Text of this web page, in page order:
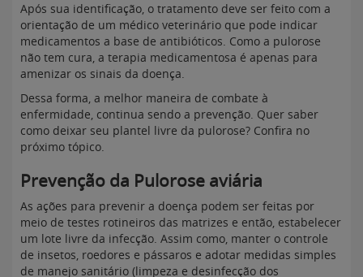
Após sua identificação, o tratamento deve ser feito com a
orientação de um médico veterinário que pode indicar
medicamentos a base de antibióticos. Como a pulorose
não tem cura, a terapia medicamentosa é apenas para
amenizar os sinais da doença.
Dessa forma, a melhor maneira de combate à
enfermidade, continua sendo a prevenção. Quer saber
como deixar seu plantel livre da pulorose? Confira no
próximo tópico.
Prevenção da Pulorose aviária
As ações para prevenir a doença podem ser feitas por
meio de testes rotineiros das matrizes e então, estabelecer
um lote livre da infecção. Assim como, manter o controle
de insetos, roedores e pássaros e adotar medidas simples
de manejo sanitário (limpeza e desinfecção dos